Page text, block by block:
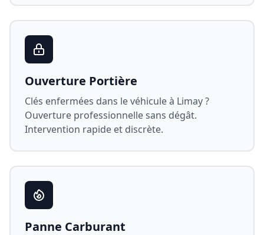
Ouverture Portière
Clés enfermées dans le véhicule à Limay?
Ouverture professionnelle sans dégât.
Intervention rapide et discrète.
Panne Carburant